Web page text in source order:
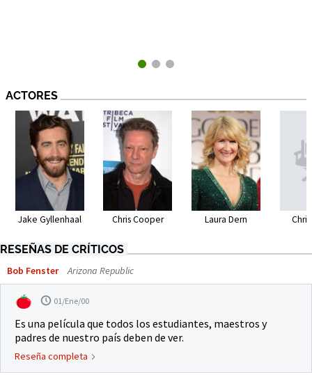
ACTORES
Jake Gyllenhaal Chris Cooper Laura Dern
RESEÑAS DE CRÍTICOS
Bob Fenster Arizona Republic
01/Ene/00
Es una película que todos los estudiantes, maestros y
padres de nuestro país deben de ver.
Reseña completa